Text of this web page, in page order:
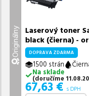
Originálny Laserový toner
black (čierna) -
DOPRAVA ZDARMA
1500 strán
Na sklade
(doručíme
67,63 € s DPH